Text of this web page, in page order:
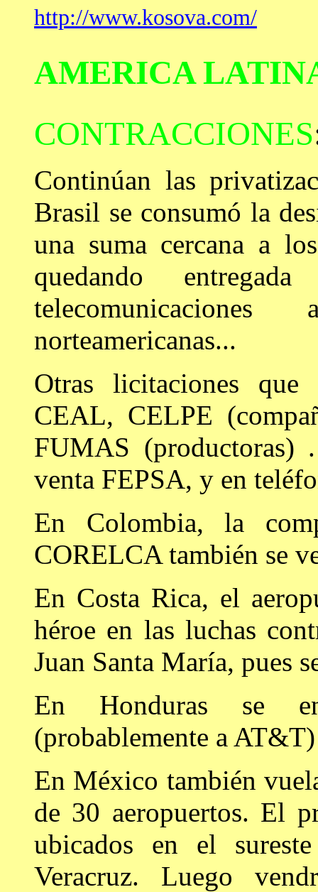
http://www.kosova.com/
AMERICA
CONTRACCIONES
Continúan las
Brasil se consumó la
una suma cercana a
quedando
norteamericanas...
Otras licitaciones
CEAL, CELPE
FUMAS (productoras)
venta FEPSA, y en
En Colombia, la
CORELCA también se
En Costa Rica, el
héroe en las luchas
Juan Santa María, pues
En Honduras se
(probablemente a
En México también
de 30 aeropuertos. El
ubicados en el
Veracruz. Luego